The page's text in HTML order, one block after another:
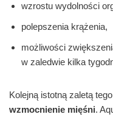
wzrostu wydolności
polepszenia krążenia,
możliwości
w zaledwie kilka
Kolejną istotną zaletą
wzmocnienie mięśni.